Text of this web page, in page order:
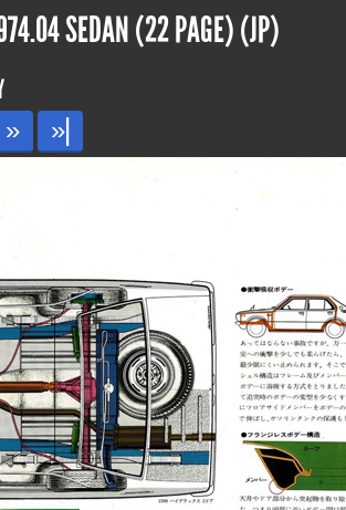
SEDAN (22 PAGE) (JP)
» »|